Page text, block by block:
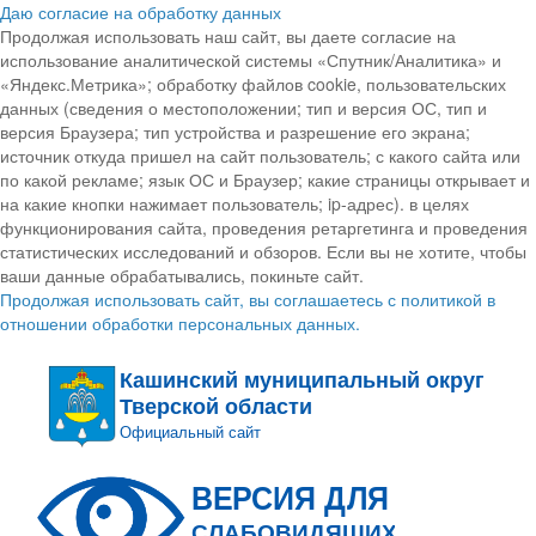
Даю согласие на обработку данных
Продолжая использовать наш сайт, вы даете согласие на
использование аналитической системы «Спутник/Аналитика» и
«Яндекс.Метрика»; обработку файлов cookie, пользовательских
данных (сведения о местоположении; тип и версия ОС, тип и
версия Браузера; тип устройства и разрешение его экрана;
источник откуда пришел на сайт пользователь; с какого сайта или
по какой рекламе; язык ОС и Браузер; какие страницы открывает и
на какие кнопки нажимает пользователь; ip-адрес). в целях
функционирования сайта, проведения ретаргетинга и проведения
статистических исследований и обзоров. Если вы не хотите, чтобы
ваши данные обрабатывались, покиньте сайт.
Продолжая использовать сайт, вы соглашаетесь с политикой в
отношении обработки персональных данных.